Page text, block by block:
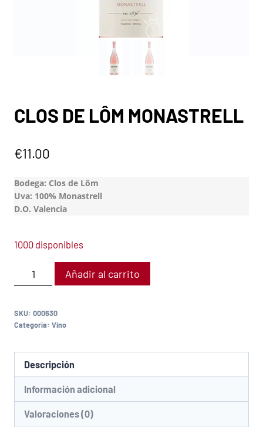
CLOS DE LÔM MONASTRELL
€11.00
Bodega: Clos de Lôm
Uva: 100% Monastrell
D.O. Valencia
1000 disponibles
Añadir al carrito
SKU: 000630
Categoría: Vino
Descripción
Información adicional
Valoraciones (0)